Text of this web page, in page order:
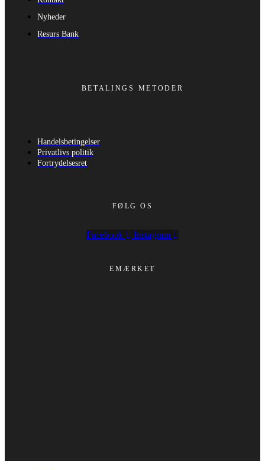
Nyheder
Resurs Bank
BETALINGS METODER
Handelsbetingelser
Privatlivs politik
Fortrydelsesret
FØLG OS
Facebook Instagram
EMÆRKET